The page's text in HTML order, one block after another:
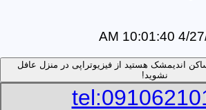
4/27/
اندیمشک هستید از فیزیوتراپی در منزل عافل
نشوید!